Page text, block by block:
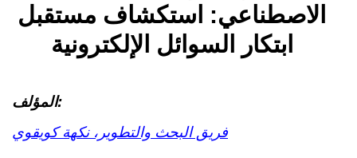
الاصطناعي: استكشاف مستقبل
ابتكار السوائل الإلكترونية
المؤلف:
فريق البحث والتطوير، نكهة كويقوي